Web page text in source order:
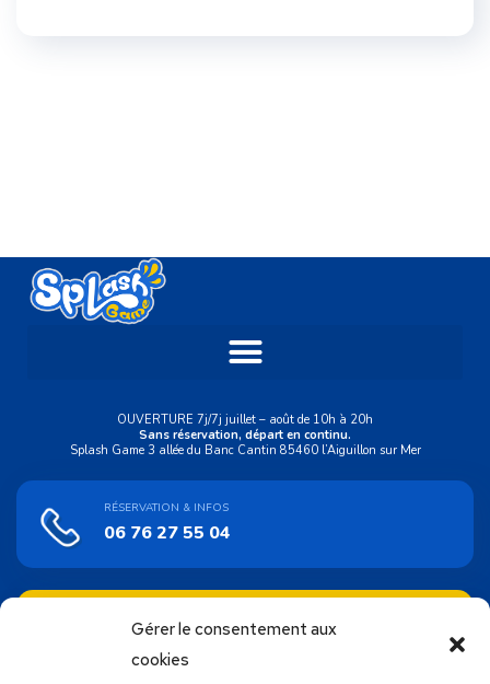
Gérer le consentement aux
cookies
OUVERTURE 7j/7j juillet – août de 10h à 20h
Sans réservation, départ en continu.
Splash Game 3 allée du Banc Cantin 85460 l’Aiguillon sur Mer
RÉSERVATION & INFOS
06 76 27 55 04
Bons cadeaux